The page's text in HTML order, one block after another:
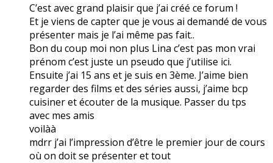
C’est avec grand plaisir que j’ai créé ce forum !
Et je viens de capter que je vous ai demandé de vous
présenter mais je l’ai même pas fait..
Bon du coup moi non plus Lina c’est pas mon vrai
prénom c’est juste un pseudo que j’utilise ici.
Ensuite j’ai 15 ans et je suis en 3ème. J’aime bien
regarder des films et des séries aussi, j’aime bcp
cuisiner et écouter de la musique. Passer du tps
avec mes amis
voilàà
mdrr j’ai l’impression d’être le premier jour de cours
où on doit se présenter et tout